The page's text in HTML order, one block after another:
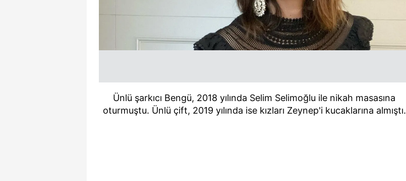
Ünlü şarkıcı Bengü, 2018 yılında Selim Selimoğlu ile nikah masasına
oturmuştu. Ünlü çift, 2019 yılında ise kızları Zeynep'i kucaklarına almıştı.